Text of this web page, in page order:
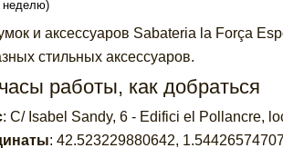
неделю)
и аксессуаров Sabateria la Força
стильных аксессуаров.
работы, как добраться
: C/ Isabel Sandy, 6 - Edifici el Pollancre,
: 42.523229880642,